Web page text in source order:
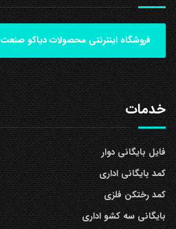
فروشگاه اینترنتی محصولات دیاکو صنعت
خدمات
فایل بایگانی دوار
کمد بایگانی اداری
کمد رختکن فلزی
بایگانی سه کشو اداری